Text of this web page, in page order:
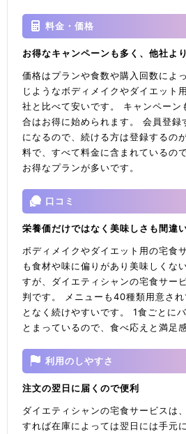
料金・価格
お得なキャンペーンも多く、他社よ
価格はプランや食数や購入回数によ
じようなボディメイクやダイエット
社と比べて安いです。 キャンペーン
合はお得に始められます。 会員登録
になるので、続ける方は登録するの
料で、すべて料金に含まれているの
お得なプランが多いです。
口コミ
栄養価だけではなく美味しさも間違
ボディメイクやダイエット用の宅食
も食材や味に偏りがあり美味しくな
すが、ダイエティシャンの宅食サー
判です。 メニューも40種類用意さ
となく続けやすいです。 1食ごとに
とまっているので、食べ応えと満足
利用のしやすさ
注文の翌日に届くので便利
ダイエティシャンの宅食サービスは
すれば在庫によっては翌日には手元